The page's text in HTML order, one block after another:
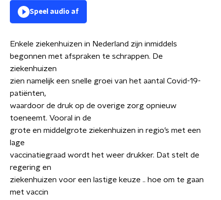
Speel audio af
Enkele ziekenhuizen in Nederland zijn inmiddels
begonnen met afspraken te schrappen. De
ziekenhuizen
zien namelijk een snelle groei van het aantal Covid-19-
patiënten,
waardoor de druk op de overige zorg opnieuw
toeneemt. Vooral in de
grote en middelgrote ziekenhuizen in regio’s met een
lage
vaccinatiegraad wordt het weer drukker. Dat stelt de
regering en
ziekenhuizen voor een lastige keuze .. hoe om te gaan
met vaccin